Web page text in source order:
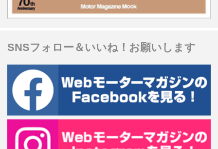
SNSフォロー＆いいね！お願いします